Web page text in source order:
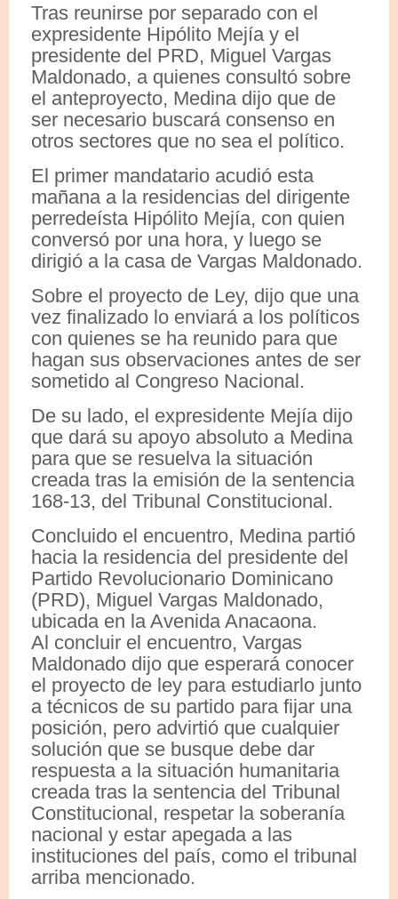
Tras reunirse por separado con el
expresidente Hipólito Mejía y el
presidente del PRD, Miguel Vargas
Maldonado, a quienes consultó sobre
el anteproyecto, Medina dijo que de
ser necesario buscará consenso en
otros sectores que no sea el político.
El primer mandatario acudió esta
mañana a la residencias del dirigente
perredeísta Hipólito Mejía, con quien
conversó por una hora, y luego se
dirigió a la casa de Vargas Maldonado.
Sobre el proyecto de Ley, dijo que una
vez finalizado lo enviará a los políticos
con quienes se ha reunido para que
hagan sus observaciones antes de ser
sometido al Congreso Nacional.
De su lado, el expresidente Mejía dijo
que dará su apoyo absoluto a Medina
para que se resuelva la situación
creada tras la emisión de la sentencia
168-13, del Tribunal Constitucional.
Concluido el encuentro, Medina partió
hacia la residencia del presidente del
Partido Revolucionario Dominicano
(PRD), Miguel Vargas Maldonado,
ubicada en la Avenida Anacaona.
Al concluir el encuentro, Vargas
Maldonado dijo que esperará conocer
el proyecto de ley para estudiarlo junto
a técnicos de su partido para fijar una
posición, pero advirtió que cualquier
solución que se busque debe dar
respuesta a la situación humanitaria
creada tras la sentencia del Tribunal
Constitucional, respetar la soberanía
nacional y estar apegada a las
instituciones del país, como el tribunal
arriba mencionado.